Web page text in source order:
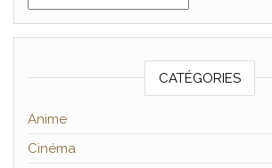
CATÉGORIES
Anime
Cinéma